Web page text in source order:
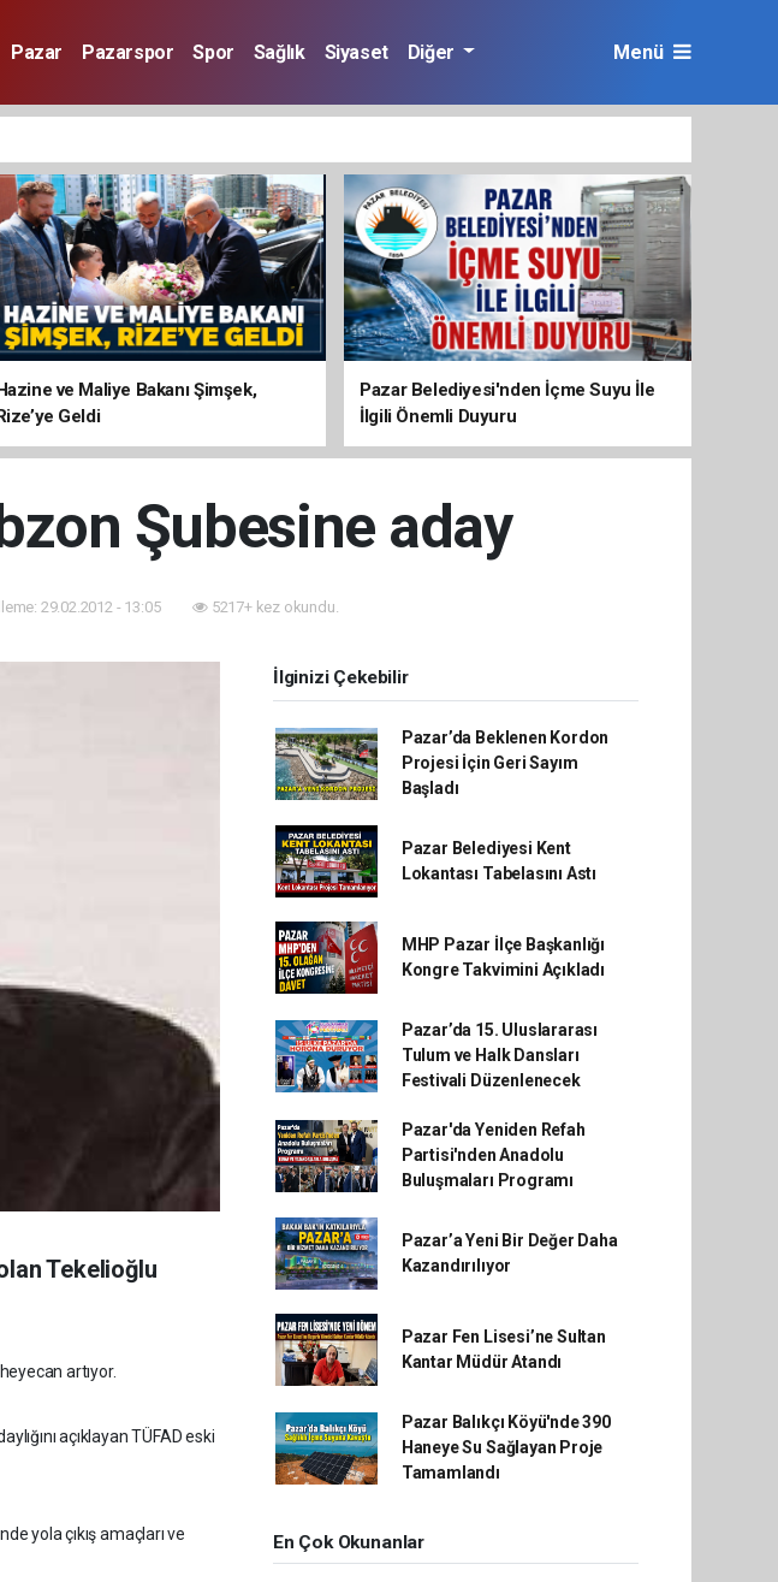
Pazar Pazarspor Spor Sağlık Siyaset Diğer Menü
ve Maliye Bakanı Şimşek,
Geldi
Pazar Belediyesi'nden İçme Suyu İle
İlgili Önemli Duyuru
Şubesine aday
29.02.2012 - 13:05 5217+ kez okundu.
Tekelioğlu
artıyor.
açıklayan TÜFAD eski
yola çıkış amaçları ve
İlginizi Çekebilir
Pazar’da Beklenen Kordon
Projesi İçin Geri Sayım
Başladı
Pazar Belediyesi Kent
Lokantası Tabelasını Astı
MHP Pazar İlçe Başkanlığı
Kongre Takvimini Açıkladı
Pazar’da 15. Uluslararası
Tulum ve Halk Dansları
Festivali Düzenlenecek
Pazar'da Yeniden Refah
Partisi'nden Anadolu
Buluşmaları Programı
Pazar’a Yeni Bir Değer Daha
Kazandırılıyor
Pazar Fen Lisesi’ne Sultan
Kantar Müdür Atandı
Pazar Balıkçı Köyü'nde 390
Haneye Su Sağlayan Proje
Tamamlandı
En Çok Okunanlar